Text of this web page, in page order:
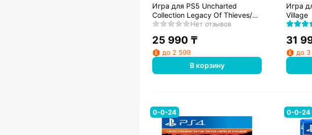
Игра для PS5 Uncharted
Collection Legacy Of Thieves/
Наследие воровНет отзывов
25 990 ₸
до 2 599
В корзину
Игра
Village
31
до 3
0-0-24 0-0-24